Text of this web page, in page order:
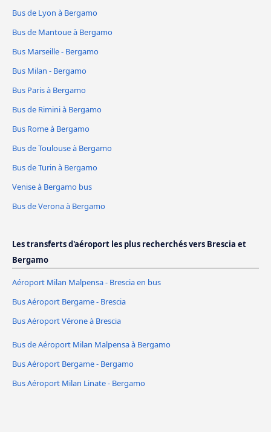
Bus de Lyon à Bergamo
Bus de Mantoue à Bergamo
Bus Marseille - Bergamo
Bus Milan - Bergamo
Bus Paris à Bergamo
Bus de Rimini à Bergamo
Bus Rome à Bergamo
Bus de Toulouse à Bergamo
Bus de Turin à Bergamo
Venise à Bergamo bus
Bus de Verona à Bergamo
Les transferts d'aéroport les plus recherchés vers Brescia et
Bergamo
Aéroport Milan Malpensa - Brescia en bus
Bus Aéroport Bergame - Brescia
Bus Aéroport Vérone à Brescia
Bus de Aéroport Milan Malpensa à Bergamo
Bus Aéroport Bergame - Bergamo
Bus Aéroport Milan Linate - Bergamo